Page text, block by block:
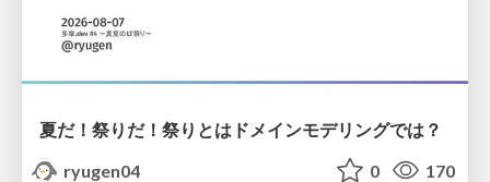
夏だ！祭りだ！祭りとはドメインモデリングでは？
ryugen04
0 170